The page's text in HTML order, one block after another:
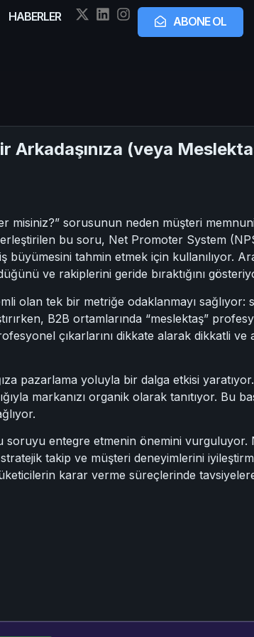
HABERLER ABONE OL
(veya
misiniz?” sorusunun neden müşteri
bu soru, Net Promoter System
büyümesini tahmin etmek için kullanılıyor.
ve rakiplerini geride bıraktığını
olan tek bir metriğe odaklanmayı sağlıyor:
B2B ortamlarında “meslektaş”
çıkarlarını dikkate alarak dikkatli ve
pazarlama yoluyla bir dalga etkisi
markanızı organik olarak tanıtıyor. Bu
soruyu entegre etmenin önemini vurguluyor.
takip ve müşteri deneyimlerini
karar verme süreçlerinde